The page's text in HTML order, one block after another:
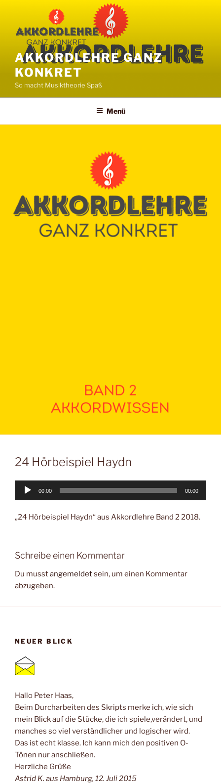
springen
AKKORDLEHRE GANZ
KONKRET
So macht Musiktheorie Spaß
Menü
24 Hörbeispiel Haydn
Audio-
00:00 00:00
„24 Hörbeispiel Haydn“ aus Akkordlehre Band 2 2018.
Schreibe einen Kommentar
Du musstangemeldetsein, um einen Kommentar
abzugeben.
NEUER BLICK
Hallo Peter Haas,
Beim Durcharbeiten des Skripts merke ich, wie sich
mein Blick auf die Stücke, die ich spiele,verändert, und
manches so viel verständlicher und logischer wird.
Das ist echt klasse. Ich kann mich den positiven O-
Tönen nur anschließen.
Herzliche Grüße
Astrid K. aus Hamburg, 12. Juli 2015